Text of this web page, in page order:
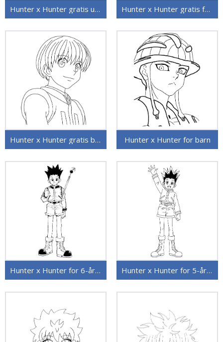
Hunter x Hunter gratis utskriftbar Hunter x Hunter gratis for barn
Hunter x Hunter gratis bilde Hunter x Hunter for barn
Hunter x Hunter for 6-åringer Hunter x Hunter for 5-åringer